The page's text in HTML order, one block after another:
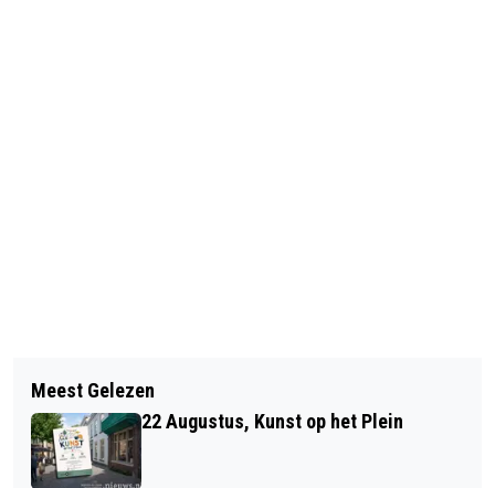
DIJKROCK IS TERUG
SABIC VOLUNTEERS DAG: GOEDE
DOELEN GEZOCHT
Meest Gelezen
22 Augustus, Kunst op het Plein